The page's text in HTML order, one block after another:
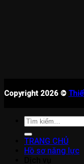
Copyright 2026 ©
Tìm
kiếm:
TRANG CHỦ
Hồ sơ năng lực